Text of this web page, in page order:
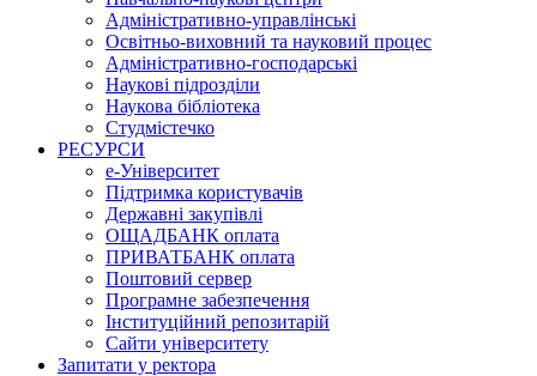
Адміністративно-управлінські
Освітньо-виховний та науковий процес
Адміністративно-господарські
Наукові підрозділи
Наукова бібліотека
Студмістечко
РЕСУРСИ
е-Університет
Підтримка користувачів
Державні закупівлі
ОЩАДБАНК оплата
ПРИВАТБАНК оплата
Поштовий сервер
Програмне забезпечення
Інституційний репозитарій
Сайти університету
Запитати у ректора